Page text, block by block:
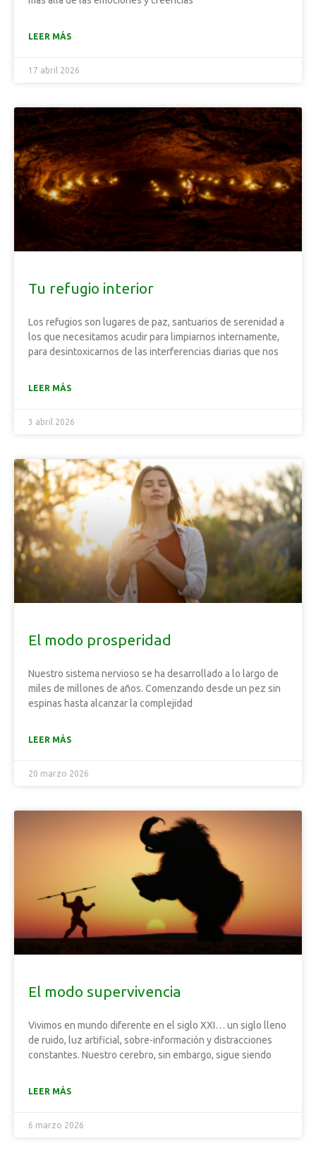
LEER MÁS
17 abril 2026
Tu refugio interior
Los refugios son lugares de paz, santuarios de serenidad a
los que necesitamos acudir para limpiarnos internamente,
para desintoxicarnos de las interferencias diarias que nos
LEER MÁS
3 abril 2026
El modo prosperidad
Nuestro sistema nervioso se ha desarrollado a lo largo de
miles de millones de años. Comenzando desde un pez sin
espinas hasta alcanzar la complejidad
LEER MÁS
20 marzo 2026
El modo supervivencia
Vivimos en mundo diferente en el siglo XXI… un siglo lleno
de ruido, luz artificial, sobre-información y distracciones
constantes. Nuestro cerebro, sin embargo, sigue siendo
LEER MÁS
6 marzo 2026